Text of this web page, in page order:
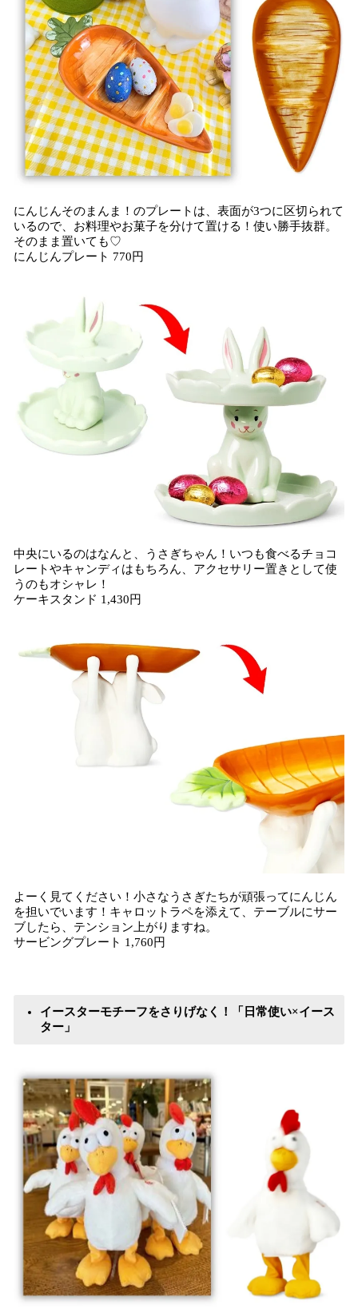
にんじんそのまんま！のプレートは、表面が3つに区切られて
いるので、お料理やお菓子を分けて置ける！使い勝手抜群。
そのまま置いても♡
にんじんプレート 770円
中央にいるのはなんと、うさぎちゃん！いつも食べるチョコ
レートやキャンディはもちろん、アクセサリー置きとして使
うのもオシャレ！
ケーキスタンド 1,430円
よーく見てください！小さなうさぎたちが頑張ってにんじん
を担いでいます！キャロットラペを添えて、テーブルにサー
ブしたら、テンション上がりますね。
サービングプレート 1,760円
イースターモチーフをさりげなく！「日常使い×イース
ター」